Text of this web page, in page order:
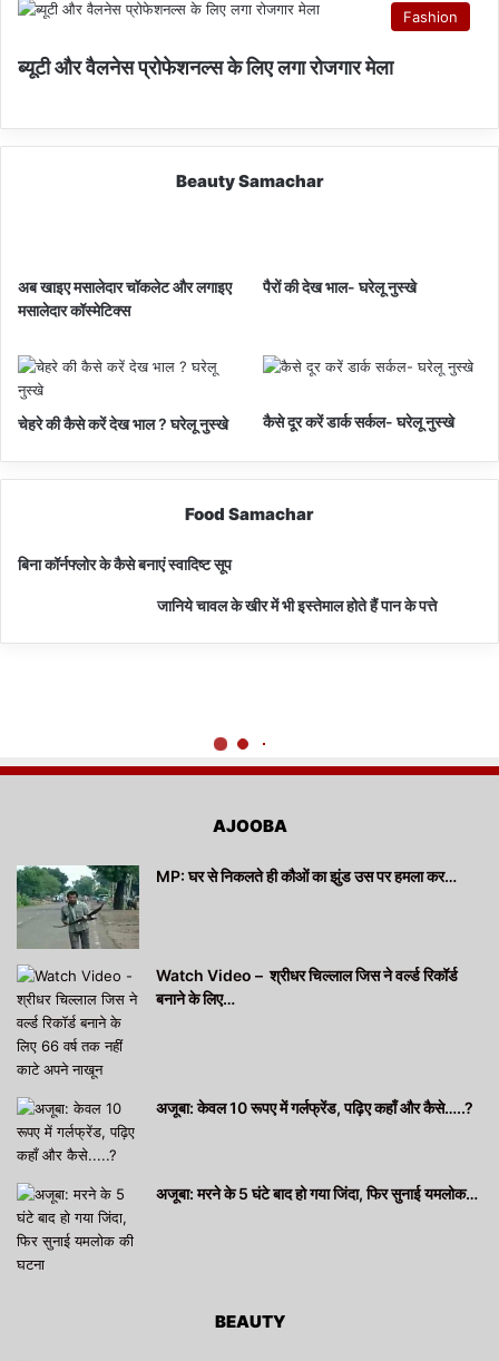
Fashion
ब्यूटी और वैलनेस प्रोफेशनल्स के लिए लगा रोजगार मेला
Beauty Samachar
अब खाइए मसालेदार चॉकलेट और लगाइए
मसालेदार कॉस्‍मेटिक्‍स
पैरों की देख भाल- घरेलू नुस्खे
चेहरे की कैसे करें देख भाल ? घरेलू नुस्खे कैसे दूर करें डार्क सर्कल- घरेलू नुस्खे
Food Samachar
बिना कॉर्नफ्लोर के कैसे बनाएं स्वादिष्ट सूप
जानिये चावल के खीर में भी इस्तेमाल होते हैं पान के पत्ते
AJOOBA
MP: घर से निकलते ही कौओं का झुंड उस पर हमला कर…
Watch Video – श्रीधर चिल्लाल जिस ने वर्ल्ड रिकॉर्ड
बनाने के लिए…
अजूबा: केवल 10 रूपए में गर्लफ्रेंड, पढ़िए कहाँ और कैसे…..?
अजूबा: मरने के 5 घंटे बाद हो गया जिंदा, फिर सुनाई यमलोक…
BEAUTY